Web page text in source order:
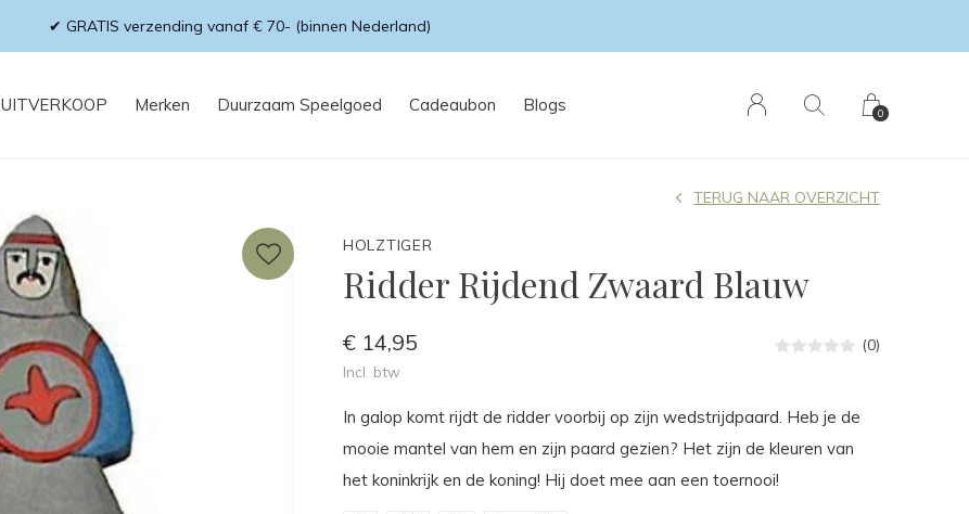
UITVERKOOP Merken Duurzaam Speelgoed Cadeaubon Blogs 0
✔ Op werkdagen voor 18:00 besteld, morgen in huis!
HOLZTIGER
Ridder Rijdend Zwaard Blauw
TERUG NAAR OVERZICHT
€ 14,95
Incl. btw
(0)
In galop komt rijdt de ridder voorbij op zijn wedstrijdpaard. Heb je de
mooie mantel van hem en zijn paard gezien? Het zijn de kleuren van
het koninkrijk en de koning! Hij doet mee aan een toernooi!